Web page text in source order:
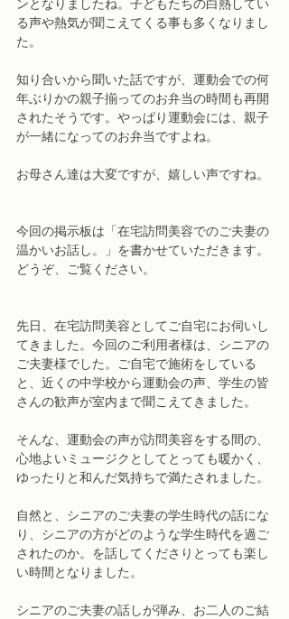
る声や熱気が聞こえてくる事も多くなりまし
た。
知り合いから聞いた話ですが、運動会での何
年ぶりかの親子揃ってのお弁当の時間も再開
されたそうです。やっぱり運動会には、親子
が一緒になってのお弁当ですよね。
お母さん達は大変ですが、嬉しい声ですね。
今回の掲示板は「在宅訪問美容でのご夫妻の
温かいお話し。」を書かせていただきます。
どうぞ、ご覧ください。
先日、在宅訪問美容としてご自宅にお伺いし
てきました。今回のご利用者様は、シニアの
ご夫妻様でした。ご自宅で施術をしている
と、近くの中学校から運動会の声、学生の皆
さんの歓声が室内まで聞こえてきました。
そんな、運動会の声が訪問美容をする間の、
心地よいミュージクとしてとっても暖かく、
ゆったりと和んだ気持ちで満たされました。
自然と、シニアのご夫妻の学生時代の話にな
り、シニアの方がどのような学生時代を過ご
されたのか。を話してくださりとっても楽し
い時間となりました。
シニアのご夫妻の話しが弾み、お二人のご結